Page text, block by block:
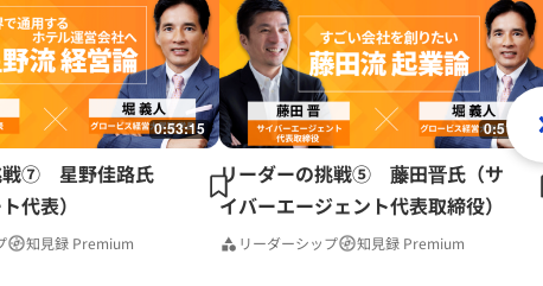
0:53:15
戦⑦ 星野佳路氏
代表）
知見録 Premium
0:51:41
リーダーの挑戦⑤ 藤田晋氏（サ
イバーエージェント代表取締役）
リーダーシップ 知見録 Premium